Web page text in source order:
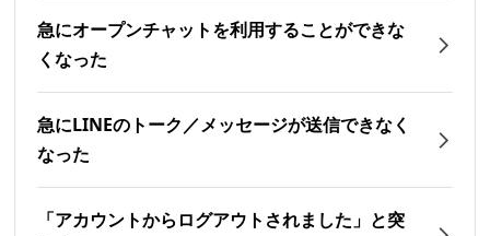
急にオープンチャットを利用することができな
くなった
急にLINEのトーク／メッセージが送信できなく
なった
「アカウントからログアウトされました」と突